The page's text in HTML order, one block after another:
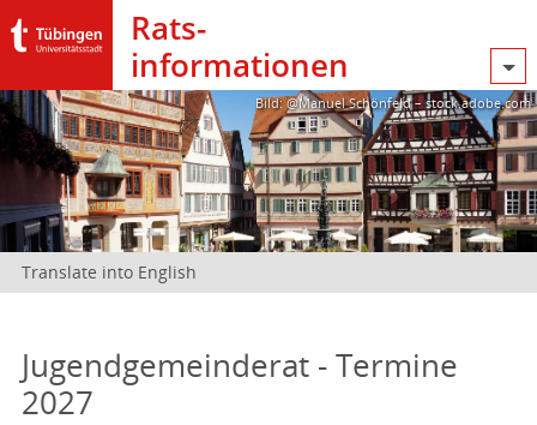
Rats­
informationen
Bild: @Manuel Schönfeld – stock.adobe.com
Translate into English
Jugendgemeinderat - Termine
2027